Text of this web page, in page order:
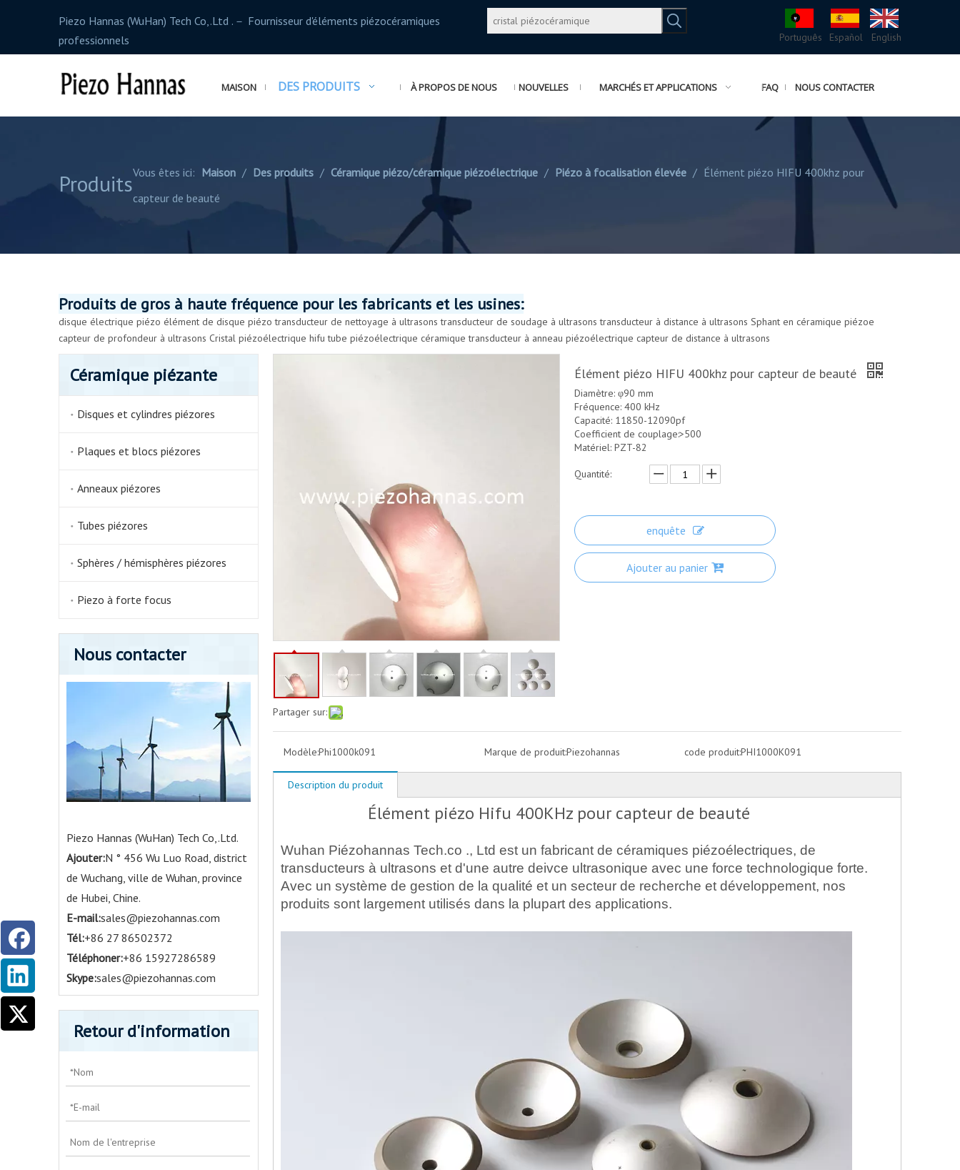
Piezo Hannas (WuHan) Tech Co,.Ltd .－ Fournisseur d'éléments piézocéramiques
professionnels
Português Español English
MAISON DES PRODUITS À PROPOS DE NOUS NOUVELLES MARCHÉS ET APPLICATIONS FAQ NOUS CONTACTER
ProduitsVous êtes ici: Maison / Des produits / Céramique piézo/céramique piézoélectrique / Piézo à focalisation élevée / Élément piézo HIFU 400khz pour
capteur de beauté
Produits de gros à haute fréquence pour les fabricants et les usines:
disque électrique piézo élément de disque piézo transducteur de nettoyage à ultrasons transducteur de soudage à ultrasons transducteur à distance à ultrasons Sphant en céramique piézoe
capteur de profondeur à ultrasons Cristal piézoélectrique hifu tube piézoélectrique céramique transducteur à anneau piézoélectrique capteur de distance à ultrasons
Céramique piézante
Disques et cylindres piézores
Plaques et blocs piézores
Anneaux piézores
Tubes piézores
Sphères / hémisphères piézores
Piezo à forte focus
Nous contacter
Piezo Hannas (WuHan) Tech Co,.Ltd.
Ajouter:N ° 456 Wu Luo Road, district
de Wuchang, ville de Wuhan, province
de Hubei, Chine.
E-mail:sales@piezohannas.com
Tél:+86 27 86502372
Téléphoner:+86 15927286589
Skype:sales@piezohannas.com
Retour d'information
Partager sur:
Élément piézo HIFU 400khz pour capteur de beauté
Diamètre: φ90 mm
Fréquence: 400 kHz
Capacité: 11850-12090pf
Coefficient de couplage:>500
Matériel: PZT-82
Quantité:
enquête
Ajouter au panier
Modèle:Phi1000k091 Marque de produit:Piezohannas code produit:PHI1000K091
Description du produit
Élément piézo Hifu 400KHz pour capteur de beauté
Wuhan Piézohannas Tech.co ., Ltd est un fabricant de céramiques piézoélectriques, de
transducteurs à ultrasons et d'une autre deivce ultrasonique avec une force technologique forte.
Avec un système de gestion de la qualité et un secteur de recherche et développement, nos
produits sont largement utilisés dans la plupart des applications.